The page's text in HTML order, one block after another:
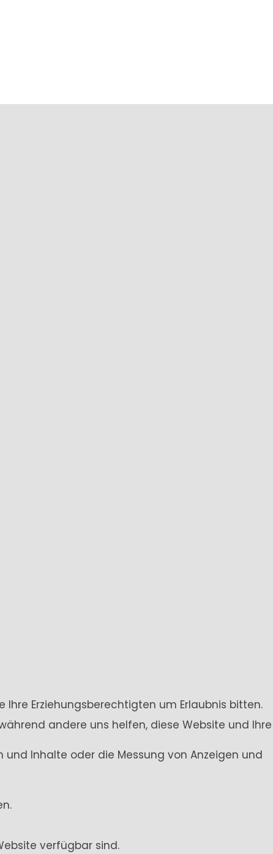
Ihre Erziehungsberechtigten um Erlaubnis bitten.
andere uns helfen, diese Website und Ihre
und Inhalte oder die Messung von Anzeigen und
verfügbar sind.